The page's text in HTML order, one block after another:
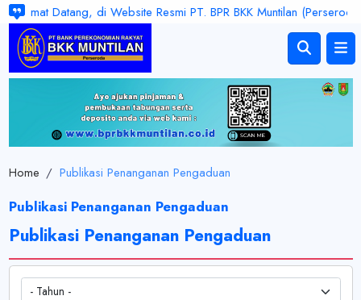
Selamat Datang, di Website Resmi PT. BPR BKK Muntilan
Publikasi Penanganan Pengaduan
Home / Publikasi Penanganan Pengaduan
Publikasi Penanganan Pengaduan
- Tahun -